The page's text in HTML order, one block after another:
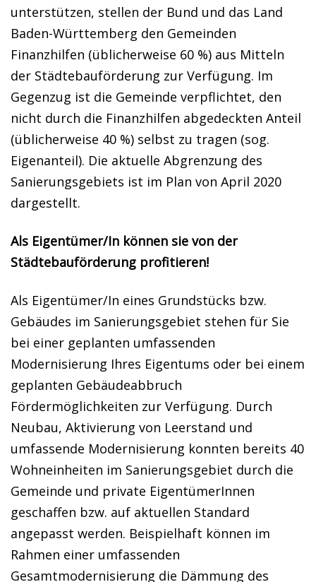
unterstützen, stellen der Bund und das Land
Baden-Württemberg den Gemeinden
Finanzhilfen (üblicherweise 60 %) aus Mitteln
der Städtebauförderung zur Verfügung. Im
Gegenzug ist die Gemeinde verpflichtet, den
nicht durch die Finanzhilfen abgedeckten Anteil
(üblicherweise 40 %) selbst zu tragen (sog.
Eigenanteil). Die aktuelle Abgrenzung des
Sanierungsgebiets ist im Plan von April 2020
dargestellt.
Als Eigentümer/In können sie von der
Städtebauförderung profitieren!
Als Eigentümer/In eines Grundstücks bzw.
Gebäudes im Sanierungsgebiet stehen für Sie
bei einer geplanten umfassenden
Modernisierung Ihres Eigentums oder bei einem
geplanten Gebäudeabbruch
Fördermöglichkeiten zur Verfügung. Durch
Neubau, Aktivierung von Leerstand und
umfassende Modernisierung konnten bereits 40
Wohneinheiten im Sanierungsgebiet durch die
Gemeinde und private EigentümerInnen
geschaffen bzw. auf aktuellen Standard
angepasst werden. Beispielhaft können im
Rahmen einer umfassenden
Gesamtmodernisierung die Dämmung des